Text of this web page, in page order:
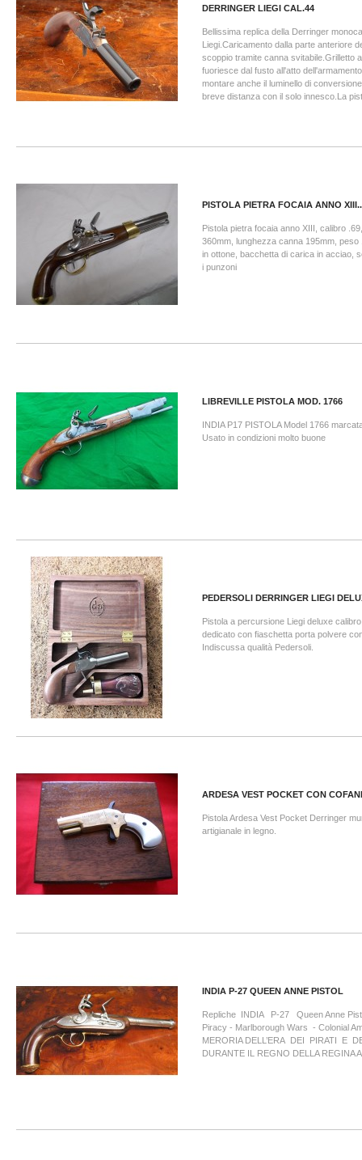
DERRINGER LIEGI CAL.44
Bellissima replica della Derringer
Liegi.Caricamento dalla parte anteriore
scoppio tramite canna svitabile.Grilletto
fuoriesce dal fusto all'atto
montare anche il luminello di
breve distanza con il solo innesco.La
PISTOLA PIETRA FOCAIA ANNO
Pistola pietra focaia anno XIII, calibro
360mm, lunghezza canna 195mm, peso
in ottone, bacchetta di carica in acciao,
i punzoni
LIBREVILLE PISTOLA MOD. 1766
INDIA P17 PISTOLA Model 1766
Usato in condizioni molto buone
PEDERSOLI DERRINGER LIEGI
Pistola a percursione Liegi deluxe
dedicato con fiaschetta porta polvere
Indiscussa qualità Pedersoli.
ARDESA VEST POCKET CON
Pistola Ardesa Vest Pocket Derringer
artigianale in legno.
INDIA P-27 QUEEN ANNE PISTOL
Repliche INDIA P-27 Queen Anne
Piracy - Marlborough Wars - Colonial
MERORIA DELL’ERA DEI PIRATI E
DURANTE IL REGNO DELLA